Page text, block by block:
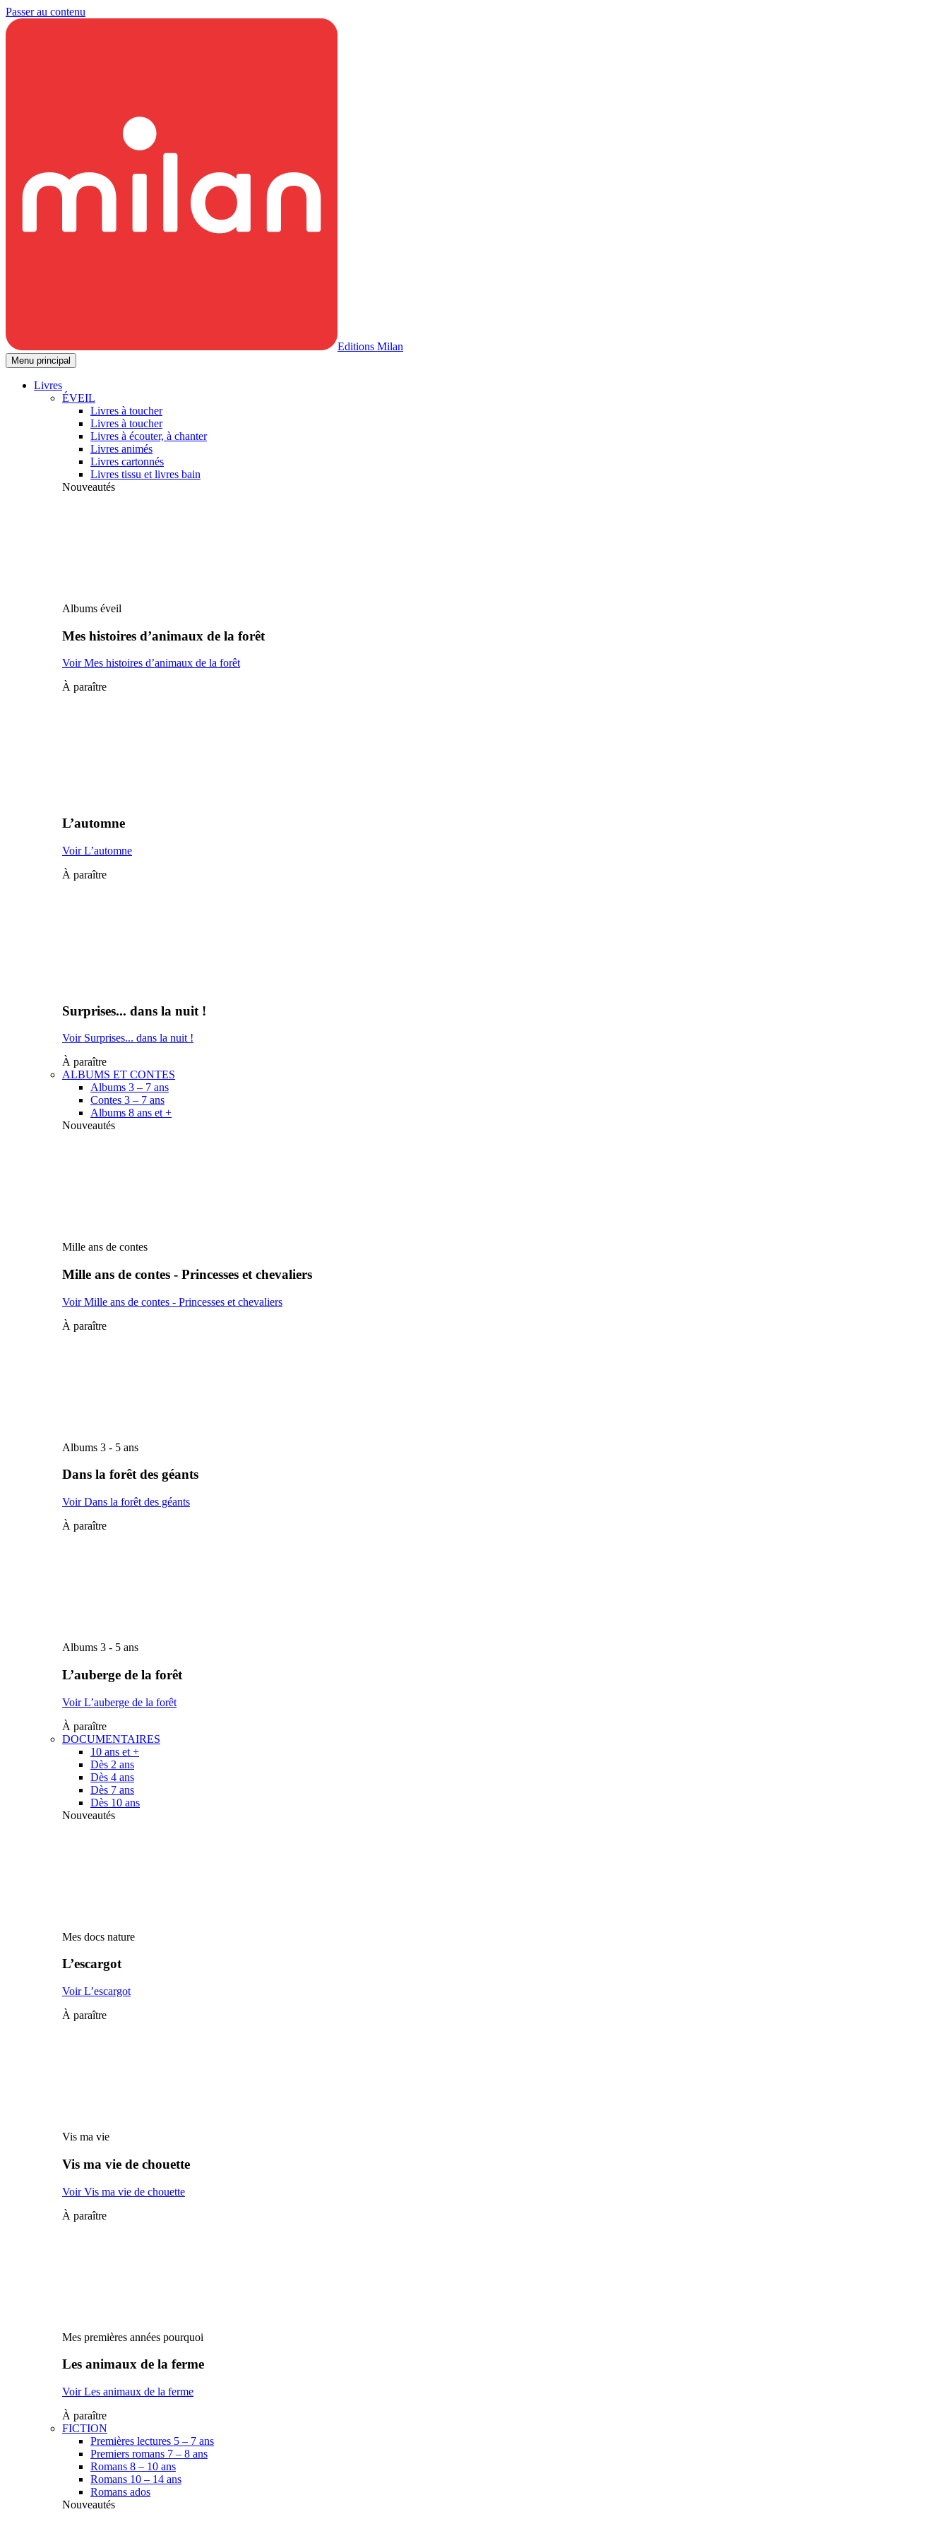
Passer au contenu
Editions Milan
Menu principal
Livres
ÉVEIL
Livres à toucher
Livres à toucher
Livres à écouter, à chanter
Livres animés
Livres cartonnés
Livres tissu et livres bain
Nouveautés
Albums éveil
Mes histoires d’animaux de la forêt
Voir Mes histoires d’animaux de la forêt
À paraître
L’automne
Voir L’automne
À paraître
Surprises... dans la nuit !
Voir Surprises... dans la nuit !
À paraître
ALBUMS ET CONTES
Albums 3 – 7 ans
Contes 3 – 7 ans
Albums 8 ans et +
Nouveautés
Mille ans de contes
Mille ans de contes - Princesses et chevaliers
Voir Mille ans de contes - Princesses et chevaliers
À paraître
Albums 3 - 5 ans
Dans la forêt des géants
Voir Dans la forêt des géants
À paraître
Albums 3 - 5 ans
L’auberge de la forêt
Voir L’auberge de la forêt
À paraître
DOCUMENTAIRES
10 ans et +
Dès 2 ans
Dès 4 ans
Dès 7 ans
Dès 10 ans
Nouveautés
Mes docs nature
L’escargot
Voir L’escargot
À paraître
Vis ma vie
Vis ma vie de chouette
Voir Vis ma vie de chouette
À paraître
Mes premières années pourquoi
Les animaux de la ferme
Voir Les animaux de la ferme
À paraître
FICTION
Premières lectures 5 – 7 ans
Premiers romans 7 – 8 ans
Romans 8 – 10 ans
Romans 10 – 14 ans
Romans ados
Nouveautés